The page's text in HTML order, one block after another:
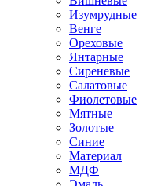
Изумрудные
Венге
Ореховые
Янтарные
Сиреневые
Салатовые
Фиолетовые
Мятные
Золотые
Синие
Материал
МДФ